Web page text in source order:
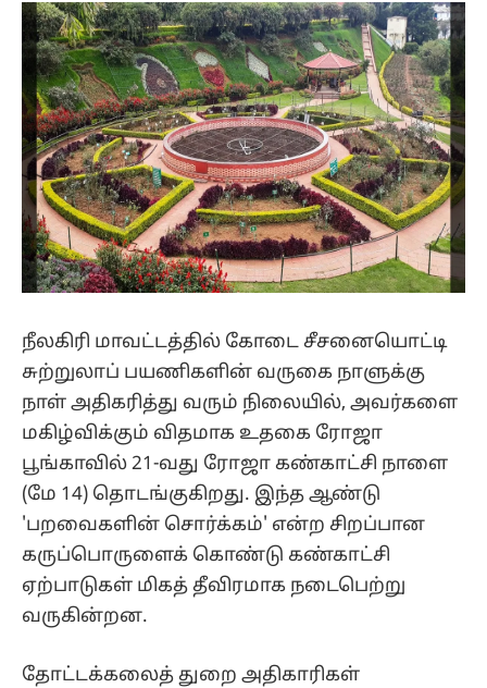
(Twitter)
நீலகிரி மாவட்டத்தில் கோடை சீசனையொட்டி
சுற்றுலாப் பயணிகளின் வருகை நாளுக்கு
நாள் அதிகரித்து வரும் நிலையில், அவர்களை
மகிழ்விக்கும் விதமாக உதகை ரோஜா
பூங்காவில் 21-வது ரோஜா கண்காட்சி நாளை
(மே 14) தொடங்குகிறது. இந்த ஆண்டு
'பறவைகளின் சொர்க்கம்' என்ற சிறப்பான
கருப்பொருளைக் கொண்டு கண்காட்சி
ஏற்பாடுகள் மிகத் தீவிரமாக நடைபெற்று
வருகின்றன.
தோட்டக்கலைத் துறை அதிகாரிகள்